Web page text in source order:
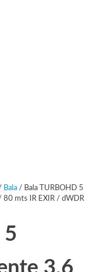
Bala/ Bala TURBOHD 5
mts IR EXIR / dWDR
5
3.6